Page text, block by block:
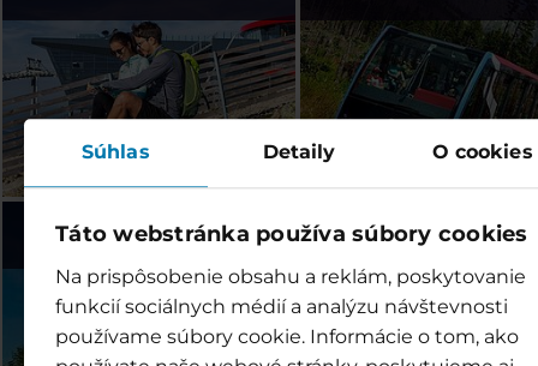
Súhlas Detaily O cookies
Táto webstránka používa súbory cookies
Na prispôsobenie obsahu a reklám, poskytovanie
funkcií sociálnych médií a analýzu návštevnosti
používame súbory cookie. Informácie o tom, ako
Legendia (PL) Szczyrk (PL)